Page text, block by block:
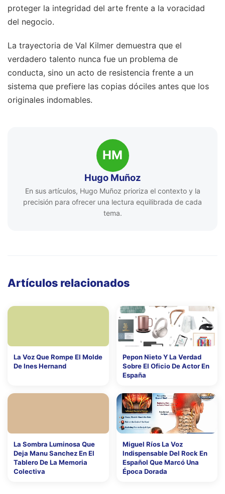
proteger la integridad del arte frente a la voracidad
del negocio.
La trayectoria de Val Kilmer demuestra que el
verdadero talento nunca fue un problema de
conducta, sino un acto de resistencia frente a un
sistema que prefiere las copias dóciles antes que los
originales indomables.
HM
Hugo Muñoz
En sus artículos, Hugo Muñoz prioriza el contexto y la
precisión para ofrecer una lectura equilibrada de cada
tema.
Artículos relacionados
La Voz Que Rompe El Molde
De Ines Hernand
Pepon Nieto Y La Verdad
Sobre El Oficio De Actor En
España
La Sombra Luminosa Que
Deja Manu Sanchez En El
Tablero De La Memoria
Colectiva
Miguel Ríos La Voz
Indispensable Del Rock En
Español Que Marcó Una
Época Dorada